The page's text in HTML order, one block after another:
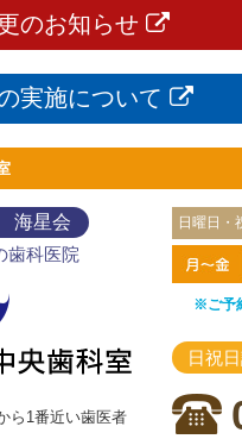
のお知らせ
実施について
海星会
歯科医院
ら1番近い歯医者
日曜日・
※ご予
日祝